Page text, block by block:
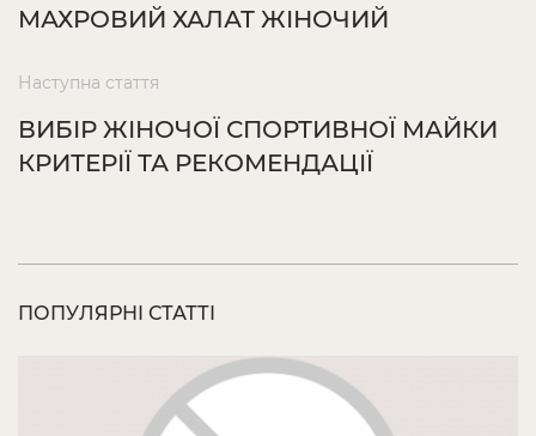
МАХРОВИЙ ХАЛАТ ЖІНОЧИЙ
Наступна стаття
ВИБІР ЖІНОЧОЇ СПОРТИВНОЇ МАЙКИ
КРИТЕРІЇ ТА РЕКОМЕНДАЦІЇ
ПОПУЛЯРНІ СТАТТІ